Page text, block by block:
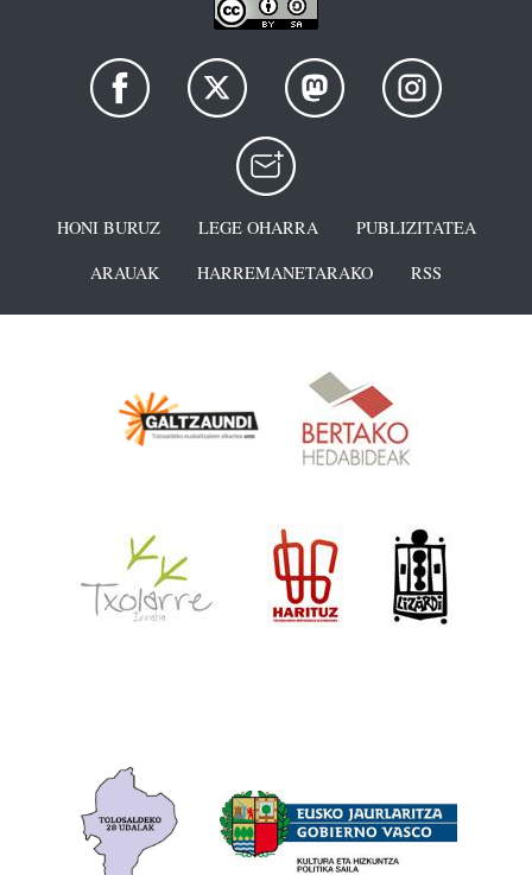
HONI BURUZ LEGE OHARRA
PUBLIZITATEA
ARAUAK
HARREMANETARAKO RSS